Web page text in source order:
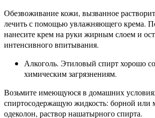
Обезвоживание кожи, вызванное
лечить с помощью увлажняющего крема.
нанесите крем на руки жирным слоем и
интенсивного впитывания.
Алкоголь. Этиловый спирт хорошо
химическим загрязнениям.
Возьмите имеющуюся в домашних
спиртосодержащую жидкость: борной или
одеколон, раствор нашатырного спирта.